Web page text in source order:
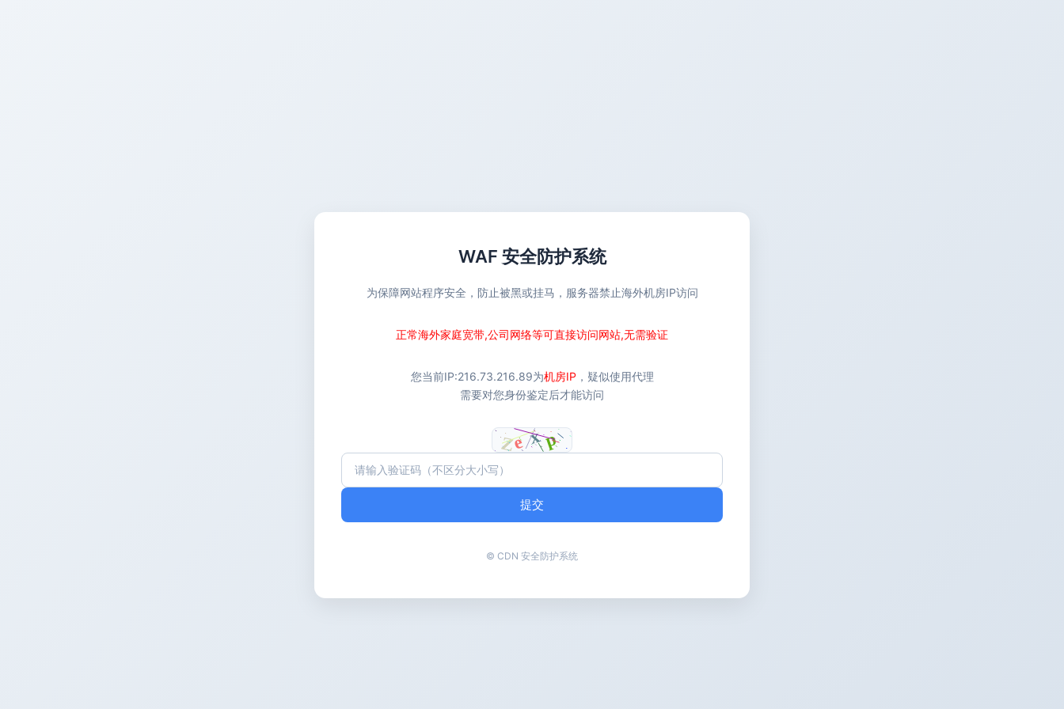
WAF 安全防护系统
为保障网站程序安全，防止被黑或挂马，服务器禁止海外机房IP访问
正常海外家庭宽带,公司网络等可直接访问网站,无需验证
您当前IP:216.73.216.89为机房IP ，疑似使用代理
需要对您身份鉴定后才能访问
提交
© CDN 安全防护系统